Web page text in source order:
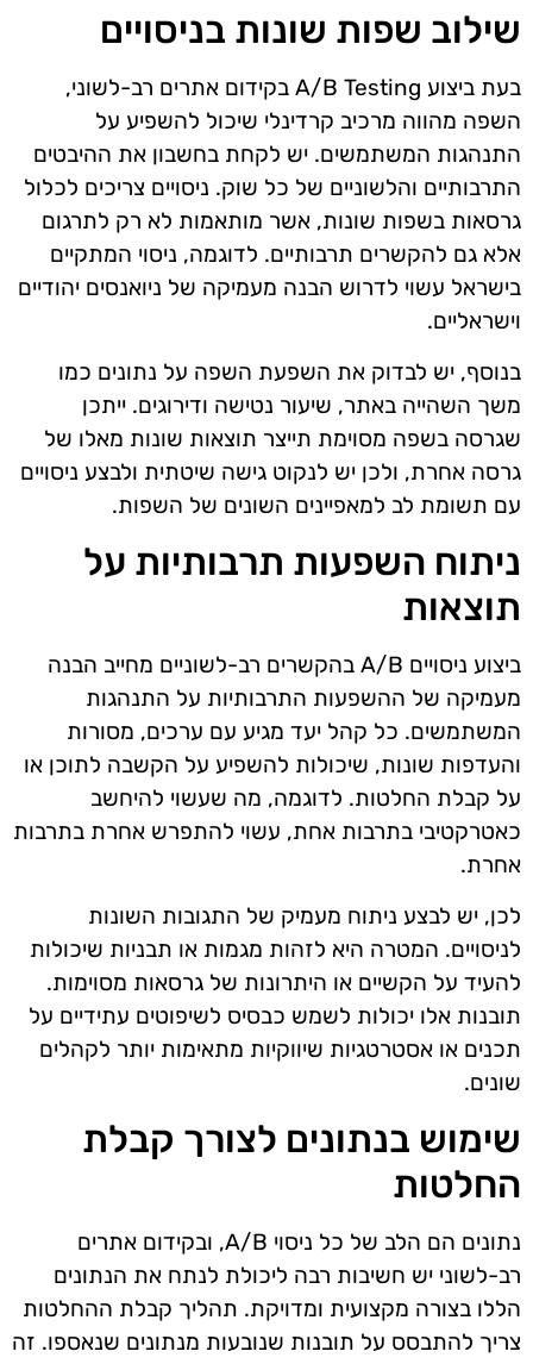
שילוב שפות שונות בניסויים
בעת ביצוע A/B Testing בקידום אתרים רב-לשוני,
השפה מהווה מרכיב קרדינלי שיכול להשפיע על
התנהגות המשתמשים. יש לקחת בחשבון את ההיבטים
התרבותיים והלשוניים של כל שוק. ניסויים צריכים לכלול
גרסאות בשפות שונות, אשר מותאמות לא רק לתרגום
אלא גם להקשרים תרבותיים. לדוגמה, ניסוי המתקיים
בישראל עשוי לדרוש הבנה מעמיקה של ניואנסים יהודיים
וישראליים.
בנוסף, יש לבדוק את השפעת השפה על נתונים כמו
משך השהייה באתר, שיעור נטישה ודירוגים. ייתכן
שגרסה בשפה מסוימת תייצר תוצאות שונות מאלו של
גרסה אחרת, ולכן יש לנקוט גישה שיטתית ולבצע ניסויים
עם תשומת לב למאפיינים השונים של השפות.
ניתוח השפעות תרבותיות על
תוצאות
ביצוע ניסויים A/B בהקשרים רב-לשוניים מחייב הבנה
מעמיקה של ההשפעות התרבותיות על התנהגות
המשתמשים. כל קהל יעד מגיע עם ערכים, מסורות
והעדפות שונות, שיכולות להשפיע על הקשבה לתוכן או
על קבלת החלטות. לדוגמה, מה שעשוי להיחשב
כאטרקטיבי בתרבות אחת, עשוי להתפרש אחרת בתרבות
אחרת.
לכן, יש לבצע ניתוח מעמיק של התגובות השונות
לניסויים. המטרה היא לזהות מגמות או תבניות שיכולות
להעיד על הקשיים או היתרונות של גרסאות מסוימות.
תובנות אלו יכולות לשמש כבסיס לשיפוטים עתידיים על
תכנים או אסטרטגיות שיווקיות מתאימות יותר לקהלים
שונים.
שימוש בנתונים לצורך קבלת
החלטות
נתונים הם הלב של כל ניסוי A/B, ובקידום אתרים
רב-לשוני יש חשיבות רבה ליכולת לנתח את הנתונים
הללו בצורה מקצועית ומדויקת. תהליך קבלת ההחלטות
צריך להתבסס על תובנות שנובעות מנתונים שנאספו. זה